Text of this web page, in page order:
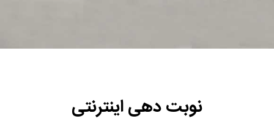
نوبت دهی اینترنتی